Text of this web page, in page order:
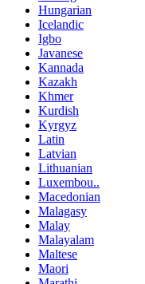
Hungarian
Icelandic
Igbo
Javanese
Kannada
Kazakh
Khmer
Kurdish
Kyrgyz
Latin
Latvian
Lithuanian
Luxembou..
Macedonian
Malagasy
Malay
Malayalam
Maltese
Maori